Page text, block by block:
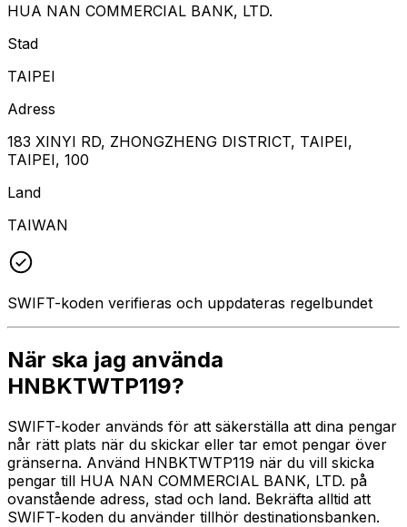
HUA NAN COMMERCIAL BANK, LTD.
Stad
TAIPEI
Adress
183 XINYI RD, ZHONGZHENG DISTRICT, TAIPEI,
TAIPEI, 100
Land
TAIWAN
SWIFT-koden verifieras och uppdateras regelbundet
När ska jag använda
HNBKTWTP119?
SWIFT-koder används för att säkerställa att dina pengar
når rätt plats när du skickar eller tar emot pengar över
gränserna. Använd HNBKTWTP119 när du vill skicka
pengar till HUA NAN COMMERCIAL BANK, LTD. på
ovanstående adress, stad och land. Bekräfta alltid att
SWIFT-koden du använder tillhör destinationsbanken.